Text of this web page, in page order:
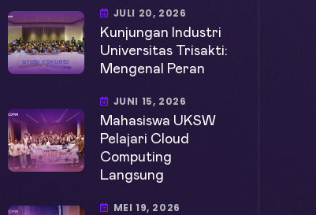
JULI 20, 2026
Kunjungan Industri
Universitas Trisakti:
Mengenal Peran
JUNI 15, 2026
Mahasiswa UKSW
Pelajari Cloud
Computing
Langsung
MEI 19, 2026